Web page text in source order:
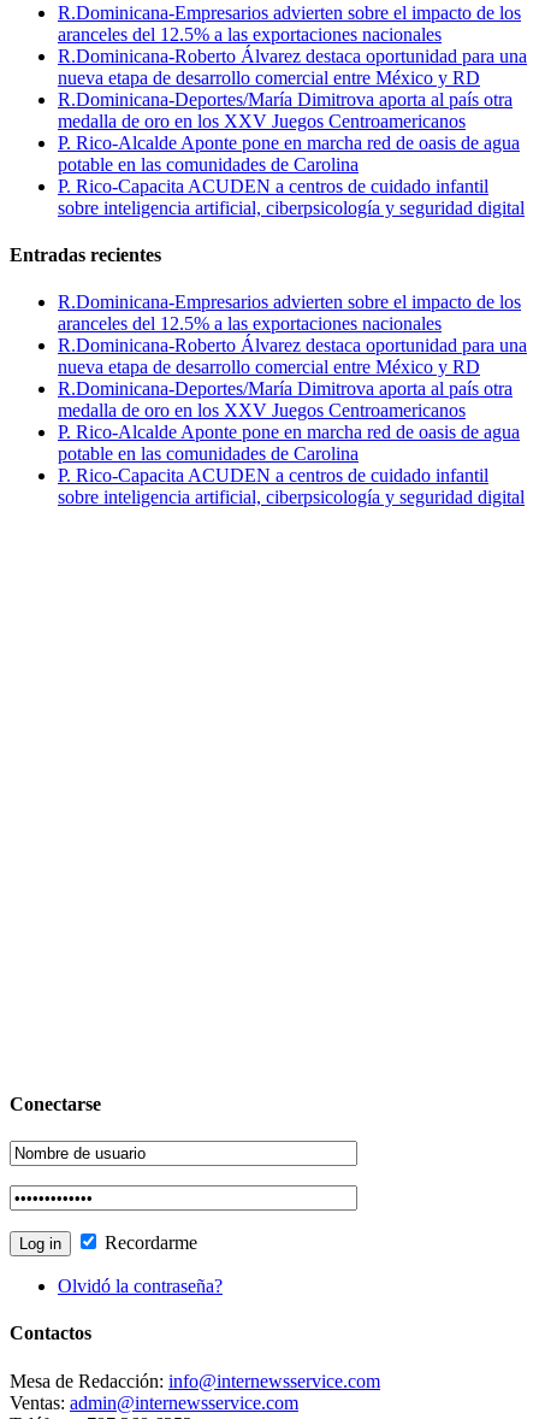
R.Dominicana-Empresarios advierten sobre el impacto de los
aranceles del 12.5% a las exportaciones nacionales
R.Dominicana-Roberto Álvarez destaca oportunidad para una
nueva etapa de desarrollo comercial entre México y RD
R.Dominicana-Deportes/María Dimitrova aporta al país otra
medalla de oro en los XXV Juegos Centroamericanos
P. Rico-Alcalde Aponte pone en marcha red de oasis de agua
potable en las comunidades de Carolina
P. Rico-Capacita ACUDEN a centros de cuidado infantil
sobre inteligencia artificial, ciberpsicología y seguridad digital
Entradas recientes
R.Dominicana-Empresarios advierten sobre el impacto de los
aranceles del 12.5% a las exportaciones nacionales
R.Dominicana-Roberto Álvarez destaca oportunidad para una
nueva etapa de desarrollo comercial entre México y RD
R.Dominicana-Deportes/María Dimitrova aporta al país otra
medalla de oro en los XXV Juegos Centroamericanos
P. Rico-Alcalde Aponte pone en marcha red de oasis de agua
potable en las comunidades de Carolina
P. Rico-Capacita ACUDEN a centros de cuidado infantil
sobre inteligencia artificial, ciberpsicología y seguridad digital
Conectarse
Recordarme
Olvidó la contraseña?
Contactos
Mesa de Redacción: info@internewsservice.com
Ventas: admin@internewsservice.com